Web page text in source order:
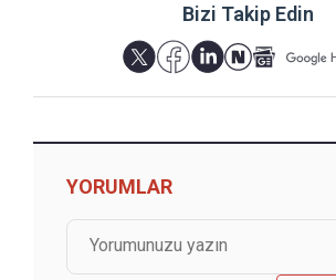
Bizi Takip Edin
YORUMLAR